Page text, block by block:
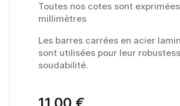
Toutes nos cotes sont
millimètres
Les barres carrées en acier
sont utilisées pour leur
soudabilité.